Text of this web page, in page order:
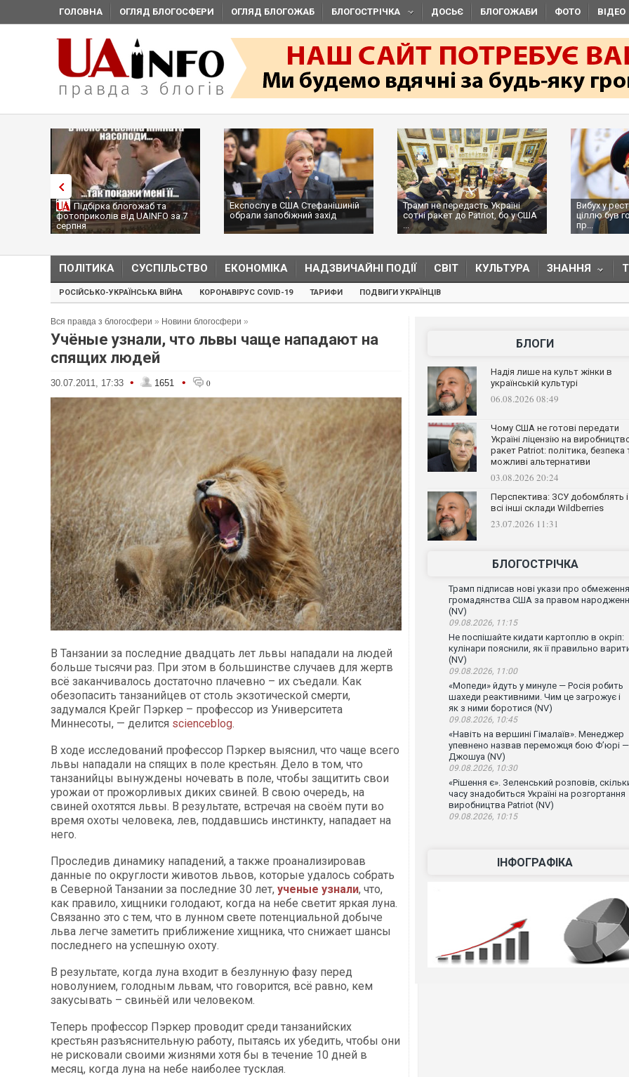
ГОЛОВНА ОГЛЯД БЛОГОСФЕРИ ОГЛЯД БЛОГОЖАБ БЛОГОСТРІЧКА ДОСЬЄ БЛОГОЖАБИ ФОТО ВІДЕО
Підбірка блогожаб та
фотоприколів від UAINFO за 7
серпня
Експослу в США Стефанішиній
обрали запобіжний захід
Трамп не передасть Україні
сотні ракет до Patriot, бо у США
...
Вибух у
ціллю був
пр...
ПОЛІТИКА СУСПІЛЬСТВО ЕКОНОМІКА НАДЗВИЧАЙНІ ПОДІЇ СВІТ КУЛЬТУРА ЗНАННЯ
РОСІЙСЬКО-УКРАЇНСЬКА ВІЙНА КОРОНАВІРУС COVID-19 ТАРИФИ ПОДВИГИ УКРАЇНЦІВ
Вся правда з блогосфери » Новини блогосфери »
Учёные узнали, что львы чаще нападают на
спящих людей
30.07.2011, 17:33 • 1651 • 0
В Танзании за последние двадцать лет львы нападали на людей
больше тысячи раз. При этом в большинстве случаев для жертв
всё заканчивалось достаточно плачевно – их съедали. Как
обезопасить танзанийцев от столь экзотической смерти,
задумался Крейг Пэркер – профессор из Университета
Миннесоты, — делится scienceblog.
В ходе исследований профессор Пэркер выяснил, что чаще всего
львы нападали на спящих в поле крестьян. Дело в том, что
танзанийцы вынуждены ночевать в поле, чтобы защитить свои
урожаи от прожорливых диких свиней. В свою очередь, на
свиней охотятся львы. В результате, встречая на своём пути во
время охоты человека, лев, поддавшись инстинкту, нападает на
него.
Проследив динамику нападений, а также проанализировав
данные по округлости животов львов, которые удалось собрать
в Северной Танзании за последние 30 лет, ученые узнали, что,
как правило, хищники голодают, когда на небе светит яркая луна.
Связанно это с тем, что в лунном свете потенциальной добыче
льва легче заметить приближение хищника, что снижает шансы
последнего на успешную охоту.
В результате, когда луна входит в безлунную фазу перед
новолунием, голодным львам, что говорится, всё равно, кем
закусывать – свиньёй или человеком.
Теперь профессор Пэркер проводит среди танзанийских
крестьян разъяснительную работу, пытаясь их убедить, чтобы они
не рисковали своими жизнями хотя бы в течение 10 дней в
месяц, когда луна на небе наиболее тусклая.
БЛОГИ
Надія лише на культ жінки в
українській культурі
06.08.2026 08:49
Чому США не готові передати
Україні ліцензію на
ракет Patriot: політика, безпека
можливі альтернативи
03.08.2026 20:24
Перспектива: ЗСУ добомблять і
всі інші склади Wildberries
23.07.2026 11:31
БЛОГОСТРІЧКА
Трамп підписав нові укази про обмеження
громадянства США за правом
(NV)
09.08.2026, 11:15
Не поспішайте кидати картоплю в окріп:
кулінари пояснили, як її правильно
(NV)
09.08.2026, 11:00
«Мопеди» йдуть у минуле — Росія робить
шахеди реактивними. Чим це загрожує і
як з ними боротися (NV)
09.08.2026, 10:45
«Навіть на вершині Гімалаїв». Менеджер
упевнено назвав переможця бою Ф’юрі —
Джошуа (NV)
09.08.2026, 10:30
«Рішення є». Зеленський розповів,
часу знадобиться Україні на розгортання
виробництва Patriot (NV)
09.08.2026, 10:15
ІНФОГРАФІКА